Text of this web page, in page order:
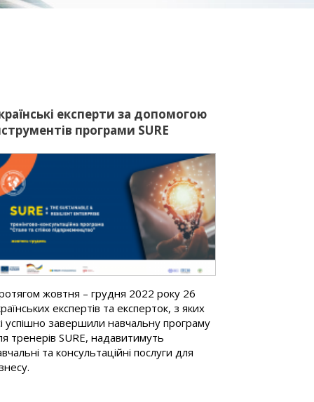
експерти за допомогою
програми SURE
та стійкими
жовтня – грудня 2022 року 26
експертів та експерток, з яких
успішно завершили навчальну програму
тренерів SURE, надавитимуть
та консультаційні послуги для